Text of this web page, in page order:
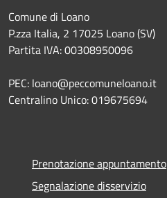
Comune di Loano
P.zza Italia, 2 17025 Loano (SV)
Partita IVA: 00308950096
PEC: loano@peccomuneloano.it
Centralino Unico: 019675694
Prenotazione appuntamento
Segnalazione disservizio